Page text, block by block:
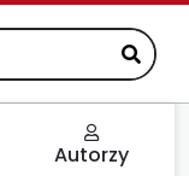
Autorzy